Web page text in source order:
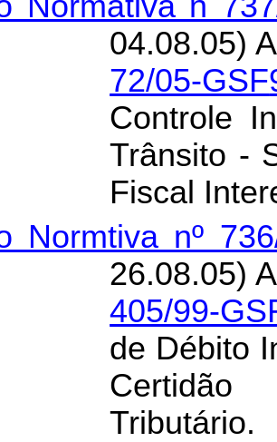
04.08.05)
72/05-GSF
Controle
Trânsito -
Fiscal
Normtiva nº
26.08.05)
405/99-
de Débito
Certidão
Tributário.